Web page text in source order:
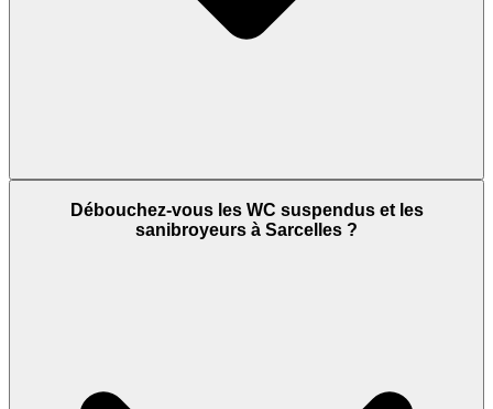
Débouchez-vous les WC suspendus et les
sanibroyeurs à Sarcelles ?